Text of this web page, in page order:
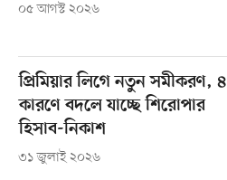
০৫ আগস্ট ২০২৬
প্রিমিয়ার লিগে নতুন সমীকরণ, ৪
কারণে বদলে যাচ্ছে শিরোপার
হিসাব-নিকাশ
৩১ জুলাই ২০২৬